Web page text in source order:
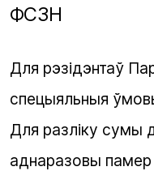
ФСЗН
Для рэзідэнтаў
спецыяльныя
Для разліку сумы
аднаразовы